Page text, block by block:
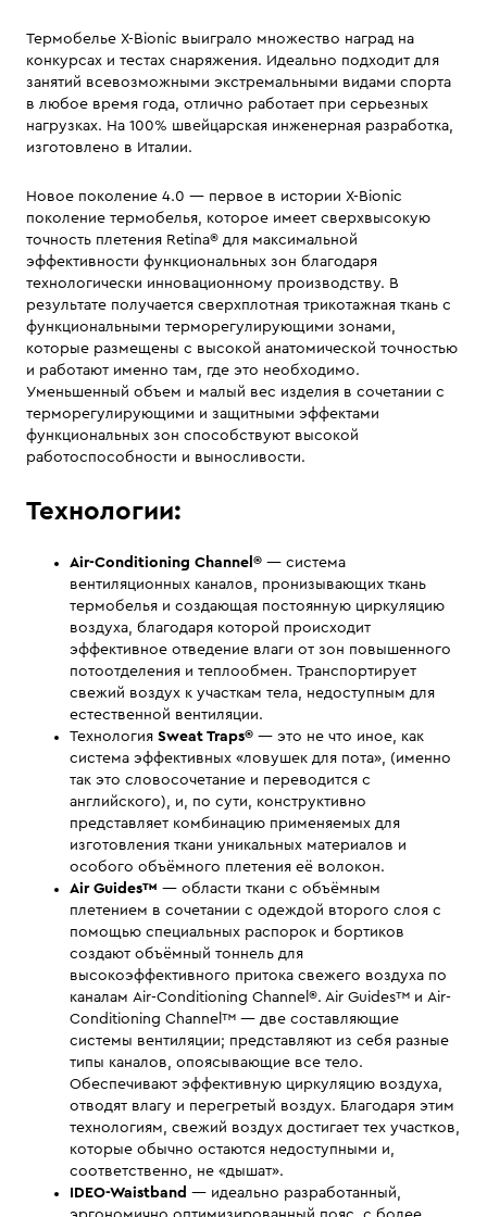
Термобелье X-Bionic выиграло множество наград на
конкурсах и тестах снаряжения. Идеально подходит для
занятий всевозможными экстремальными видами спорта
в любое время года, отлично работает при серьезных
нагрузках. На 100% швейцарская инженерная разработка,
изготовлено в Италии.
Новое поколение 4.0 — первое в истории X-Bionic
поколение термобелья, которое имеет сверхвысокую
точность плетения Retina® для максимальной
эффективности функциональных зон благодаря
технологически инновационному производству. В
результате получается сверхплотная трикотажная ткань c
функциональными терморегулирующими зонами,
которые размещены с высокой анатомической точностью
и работают именно там, где это необходимо.
Уменьшенный объем и малый вес изделия в сочетании с
терморегулирующими и защитными эффектами
функциональных зон способствуют высокой
работоспособности и выносливости.
Технологии:
Air-Conditioning Channel® — система
вентиляционных каналов, пронизывающих ткань
термобелья и создающая постоянную циркуляцию
воздуха, благодаря которой происходит
эффективное отведение влаги от зон повышенного
потоотделения и теплообмен. Транспортирует
свежий воздух к участкам тела, недоступным для
естественной вентиляции.
Технология Sweat Traps® — это не что иное, как
система эффективных «ловушек для пота», (именно
так это словосочетание и переводится с
английского), и, по сути, конструктивно
представляет комбинацию применяемых для
изготовления ткани уникальных материалов и
особого объёмного плетения её волокон.
Air Guides™ — области ткани с объёмным
плетением в сочетании с одеждой второго слоя с
помощью специальных распорок и бортиков
создают объёмный тоннель для
высокоэффективного притока свежего воздуха по
каналам Air-Conditioning Channel®. Air Guides™ и Air-
Conditioning Channel™ — две составляющие
системы вентиляции; представляют из себя разные
типы каналов, опоясывающие все тело.
Обеспечивают эффективную циркуляцию воздуха,
отводят влагу и перегретый воздух. Благодаря этим
технологиям, свежий воздух достигает тех участков,
которые обычно остаются недоступными и,
соответственно, не «дышат».
IDEO-Waistband — идеально разработанный,